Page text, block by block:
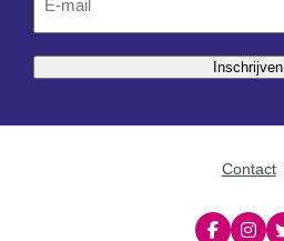
Inschrijven
Contact